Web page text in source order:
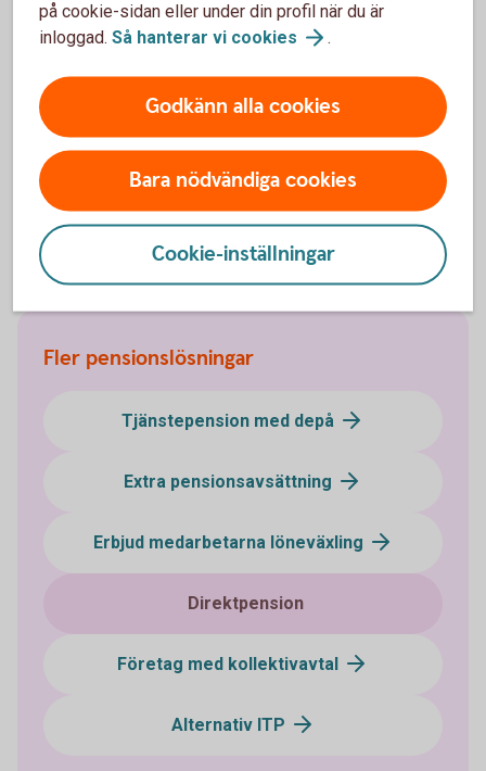
Hitta dittbankkontor
Försäkringsgivare
Swedbank FörsäkringAB
Fler pensionslösningar
Tjänstepension med depå
Extra pensionsavsättning
Erbjud medarbetarna löneväxling
Direktpension
Företag med kollektivavtal
Alternativ ITP
på cookie-sidan eller under din profil när du är
inloggad. Så hanterar vi cookies .
Godkänn alla cookies
Bara nödvändiga cookies
Cookie-inställningar